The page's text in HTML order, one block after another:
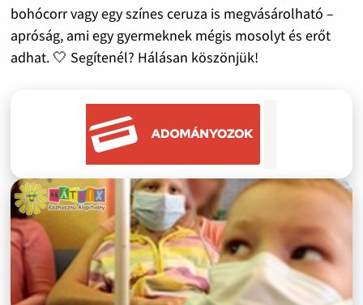
bohócorr vagy egy színes ceruza is megvásárolható –
apróság, ami egy gyermeknek mégis mosolyt és erőt
adhat. 🤍 Segítenél? Hálásan köszönjük!